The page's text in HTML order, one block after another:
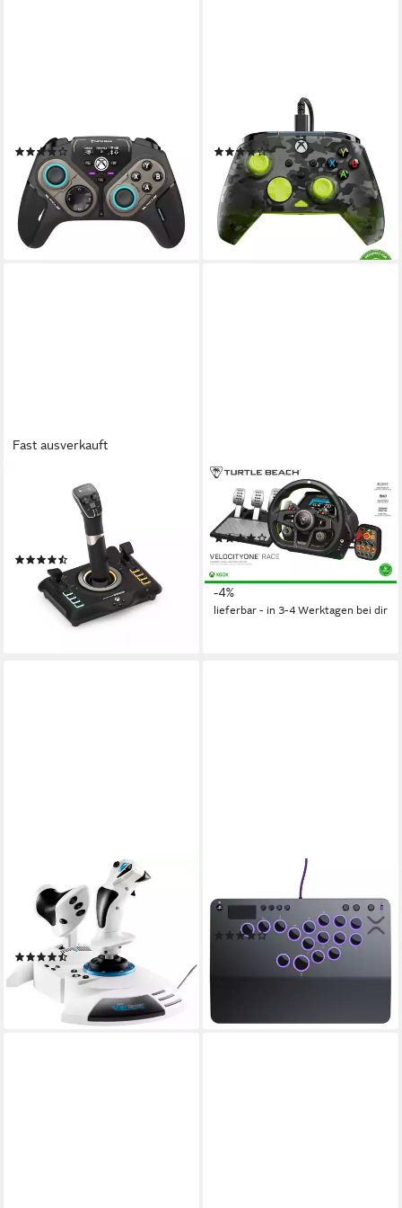
Stealth Pivot Controller
(4)
ab 123,62 €
11,29 €mtl. in 12 Raten
lieferbar - in 3-4 Werktagen bei dir
TURTLE BEACH
XB Rematch Core Controller
(9)
ab 26,49 € UVP29,99 €
-12%
lieferbar - in 3-4 Werktagen bei dir
Fast ausverkauft
TURTLE BEACH
VelocityOne, Joystick für
Flugsimulator, für Xbox/PC
ab 116,69 € UVP129,99 €
10,66 €
mtl. in 12 Raten
lieferbar - in 4-5 Werktagen bei dir
TURTLE BEACH
VelocityOne Race, für
PC/Konsole Controller
(1)
669,89 € UVP699,99 €
19,45 €
-4%
lieferbar - in 3-4 Werktagen bei dir
T.Flight Hotas 5 Microsoft
Flight Simulator Edition
Joystick
ab 97,50 €
lieferbar - in 2-3 Werktagen bei dir
Victrix Pro KO Fight Stick, PS
Controller
(1)
UVP 249,99 €
mtl. in 12 Raten